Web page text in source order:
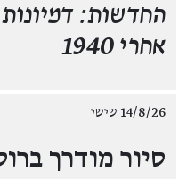
החדשות: דמיונות
אחרי 1940
14/8/26 שישי
סיור מודרך